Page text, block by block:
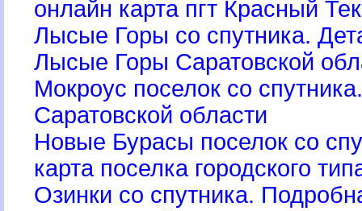
онлайн карта пгт Красный
Лысые Горы со спутника.
Лысые Горы Саратовской
Мокроус поселок со
Саратовской области
Новые Бурасы поселок со
карта поселка городского
Озинки со спутника.